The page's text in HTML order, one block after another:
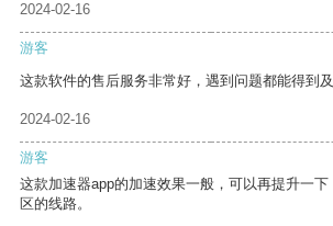
2024-02-16
游客
这款软件的售后服务非常好，遇到问题都能得到及
2024-02-16
游客
这款加速器app的加速效果一般，可以再提升一
区的线路。